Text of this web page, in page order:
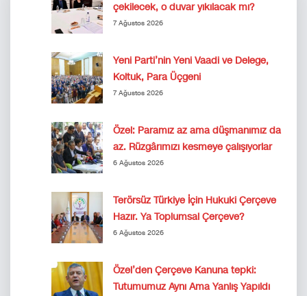
çekilecek, o duvar yıkılacak mı?
7 Ağustos 2026
Yeni Parti’nin Yeni Vaadi ve Delege,
Koltuk, Para Üçgeni
7 Ağustos 2026
Özel: Paramız az ama düşmanımız da
az. Rüzgârımızı kesmeye çalışıyorlar
6 Ağustos 2026
Terörsüz Türkiye İçin Hukuki Çerçeve
Hazır. Ya Toplumsal Çerçeve?
6 Ağustos 2026
Özel’den Çerçeve Kanuna tepki:
Tutumumuz Aynı Ama Yanlış Yapıldı